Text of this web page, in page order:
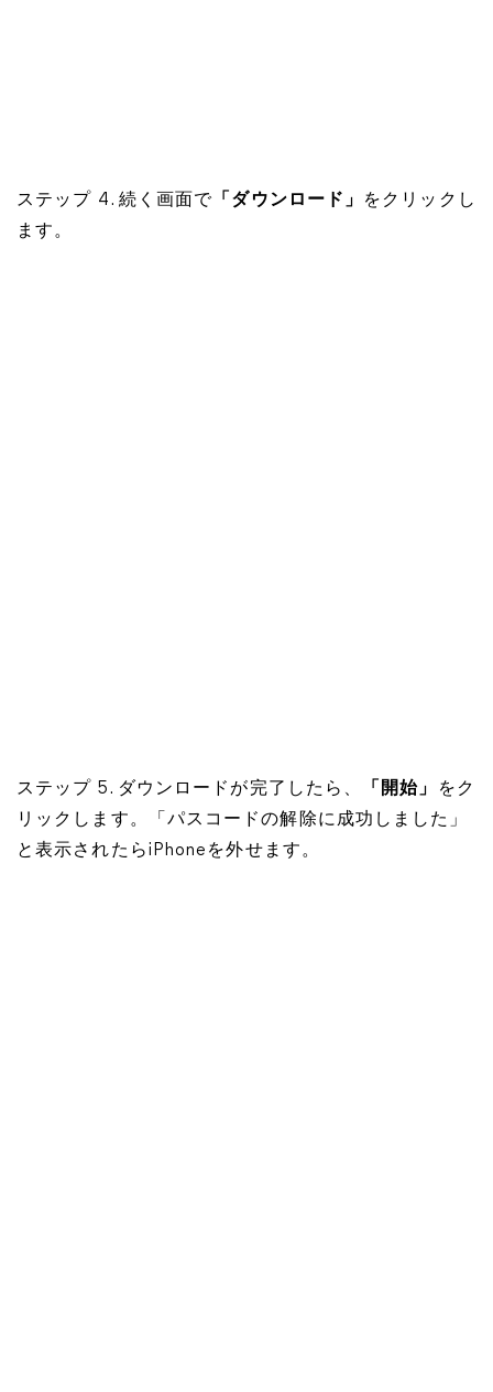
ステップ 4. 続く画面で 「ダウンロード」
をクリックし
ます。
ステップ 5. ダウンロードが完了したら、 「開始」
をク
リックします。「パスコードの解除に成功しました」
と表示されたらiPhoneを外せます。